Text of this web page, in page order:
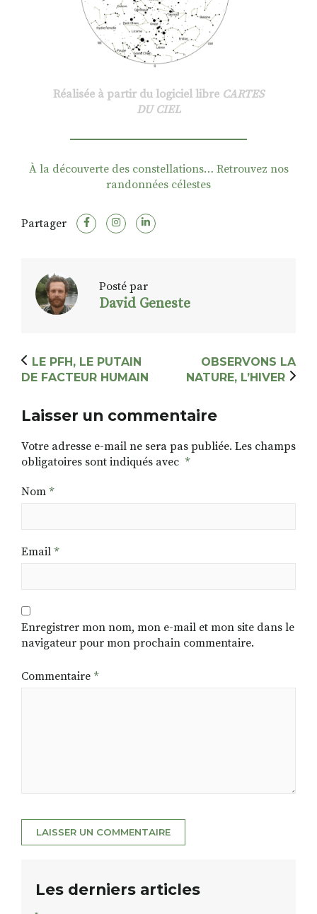
Réalisée à partir du logiciel libre CARTES
DU CIEL
À la découverte des constellations… Retrouvez nos
randonnées célestes
Partager
Posté par
David Geneste
LE PFH, LE PUTAIN
DE FACTEUR HUMAIN
OBSERVONS LA
NATURE, L’HIVER
Laisser un commentaire
Votre adresse e-mail ne sera pas publiée. Les champs
obligatoires sont indiqués avec *
Nom *
Email *
Enregistrer mon nom, mon e-mail et mon site dans le
navigateur pour mon prochain commentaire.
Commentaire *
Les derniers articles